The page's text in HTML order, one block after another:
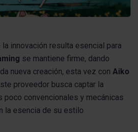
la innovación resulta esencial para
se mantiene firme, dando
nueva creación, esta vez con Aiko
proveedor busca captar la
poco convencionales y mecánicas
la esencia de su estilo